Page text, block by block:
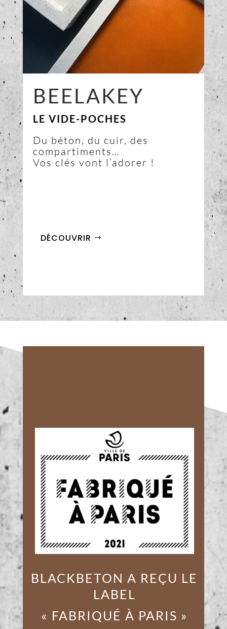
BEELAKEY
LE VIDE-POCHES
Du béton, du cuir, des
compartiments…
Vos clés vont l’adorer !
DÉCOUVRIR
BLACKBETON A REÇU LE
LABEL
« FABRIQUÉ À PARIS »